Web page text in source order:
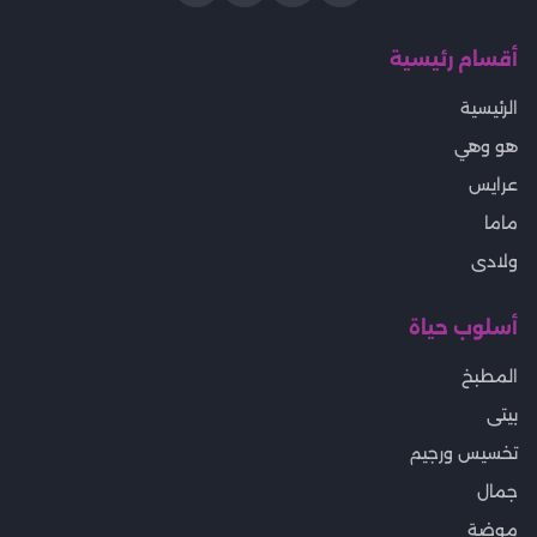
أقسام رئيسية
الرئيسية
هو وهي
عرايس
ماما
ولادى
أسلوب حياة
المطبخ
بيتى
تخسيس ورجيم
جمال
موضة